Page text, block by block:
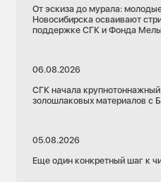
От эскиза до мурала:
Новосибирска осваивают
поддержке СГК и Фонда
06.08.2026
СГК начала
золошлаковых материалов с
05.08.2026
Еще один конкретный шаг к